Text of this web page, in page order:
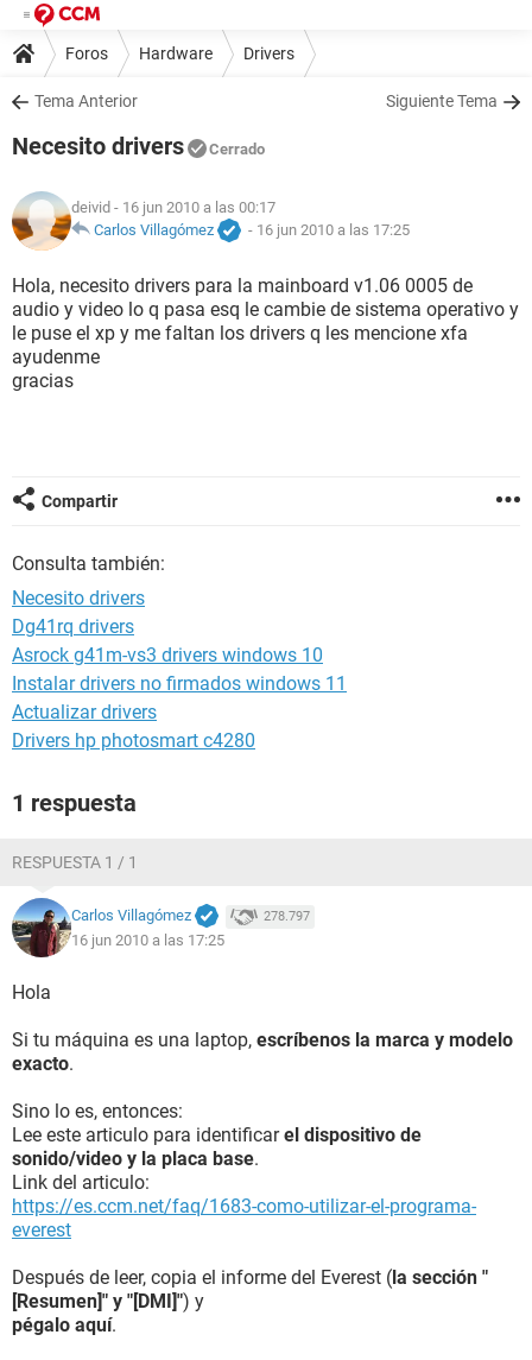
Foros Hardware Drivers
Tema Anterior Siguiente Tema
Necesito drivers Cerrado
deivid - 16 jun 2010 a las 00:17
Carlos Villagómez
- 16 jun 2010 a las 17:25
Hola, necesito drivers para la mainboard v1.06 0005 de
audio y video lo q pasa esq le cambie de sistema operativo y
le puse el xp y me faltan los drivers q les mencione xfa
ayudenme
gracias
Compartir
Consulta también:
Necesito drivers
Dg41rq drivers
Asrock g41m-vs3 drivers windows 10
Instalar drivers no firmados windows 11
Actualizar drivers
Drivers hp photosmart c4280
1 respuesta
RESPUESTA 1 / 1
Carlos Villagómez 278.797
16 jun 2010 a las 17:25
Hola
Si tu máquina es una laptop, escríbenos la marca y modelo
exacto.
Sino lo es, entonces:
Lee este articulo para identificarel dispositivo de
sonido/video y la placa base.
Link del articulo:
https://es.ccm.net/faq/1683-como-utilizar-el-programa-
everest
Después de leer, copia el informe del Everest (la sección "
[Resumen]" y "[DMI]") y
pégalo aquí.